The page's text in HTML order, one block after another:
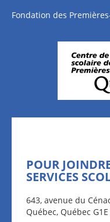
Fondation des
POUR
SERVICES
643, avenue du
Québec, Québec